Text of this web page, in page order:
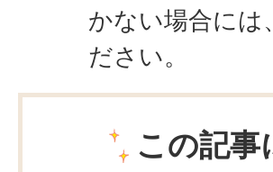
かない場合には
ださい。
この記事